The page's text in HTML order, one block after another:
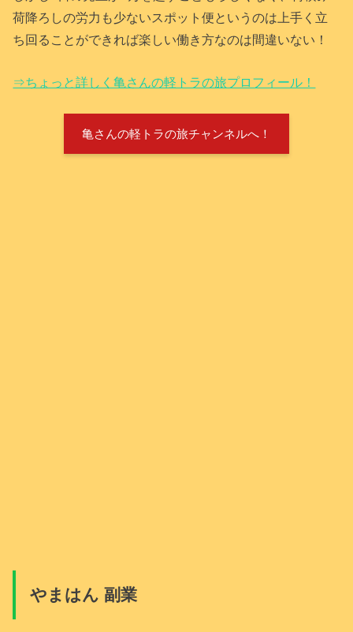
荷降ろしの労力も少ないスポット便というのは上手く立
ち回ることができれば楽しい働き方なのは間違いない！
⇒ちょっと詳しく亀さんの軽トラの旅プロフィール！
亀さんの軽トラの旅チャンネルへ！
やまはん 副業